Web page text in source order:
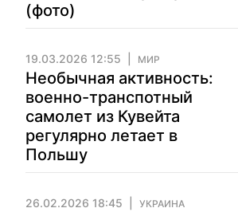
(фото)
19.03.2026 12:55 МИР
Необычная активность:
военно-транспотный
самолет из Кувейта
регулярно летает в
Польшу
26.02.2026 18:45 УКРАИНА